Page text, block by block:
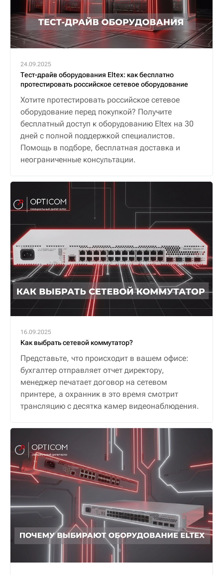
24.09.2025
Тест-драйв оборудования Eltex: как бесплатно
протестировать российское сетевое оборудование
Хотите протестировать российское сетевое
оборудование перед покупкой? Получите
бесплатный доступ к оборудованию Eltex на 30
дней с полной поддержкой специалистов.
Помощь в подборе, бесплатная доставка и
неограниченные консультации.
16.09.2025
Как выбрать сетевой коммутатор?
Представьте, что происходит в вашем офисе:
бухгалтер отправляет отчет директору,
менеджер печатает договор на сетевом
принтере, а охранник в это время смотрит
трансляцию с десятка камер видеонаблюдения.